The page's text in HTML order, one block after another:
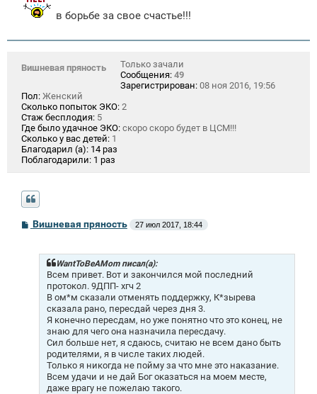
в борьбе за свое счастье!!!
Вишневая пряность
Только зачали
Сообщения: 49
Зарегистрирован: 08 ноя 2016, 19:56
Пол: Женский
Сколько попыток ЭКО: 2
Стаж бесплодия: 5
Где было удачное ЭКО: скоро скоро будет в ЦСМ!!!
Сколько у вас детей: 1
Благодарил (а): 14 раз
Поблагодарили: 1 раз
СВишневая пряность 27 июл 2017, 18:44
WantToBeAMom писал(а):
Всем привет. Вот и закончился мой последний
протокол. 9ДПП- хгч 2
В ом*м сказали отменять поддержку, К*зырева
сказала рано, пересдай через дня 3.
Я конечно пересдам, но уже понятно что это конец, не
знаю для чего она назначила пересдачу.
Сил больше нет, я сдаюсь, считаю не всем дано быть
родителями, я в числе таких людей.
Только я никогда не пойму за что мне это наказание.
Всем удачи и не дай Бог оказаться на моем месте,
даже врагу не пожелаю такого.